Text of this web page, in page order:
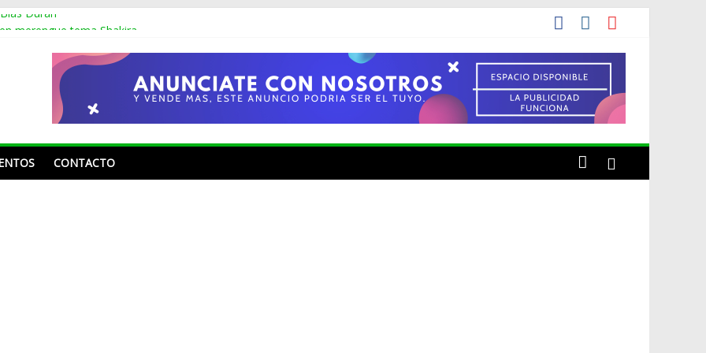
Durán
merengue tema Shakira
Aquino y Nahiony Reyes de “De Extremo a Extremo” tras más de una década
Frank Reyes a Acroarte: «¿Ustedes premian por el trabajo que ha hecho el artista o por conveniencia propia?»
CONTACTO